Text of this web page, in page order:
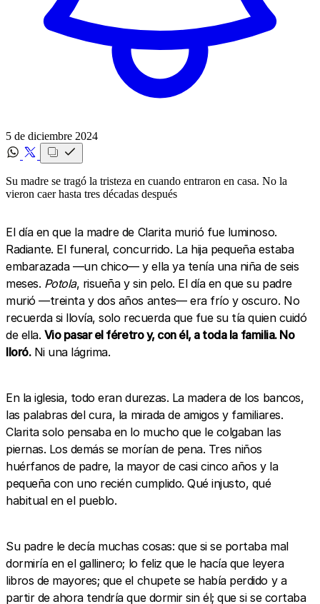
5 de diciembre 2024
Su madre se tragó la tristeza en cuando entraron en casa. No la
vieron caer hasta tres décadas después
El día en que la madre de Clarita murió fue luminoso.
Radiante. El funeral, concurrido. La hija pequeña estaba
embarazada —un chico— y ella ya tenía una niña de seis
meses. Potola, risueña y sin pelo. El día en que su padre
murió —treinta y dos años antes— era frío y oscuro. No
recuerda si llovía, solo recuerda que fue su tía quien cuidó
de ella. Vio pasar el féretro y, con él, a toda la familia. No
lloró.Ni una lágrima.
En la iglesia, todo eran durezas. La madera de los bancos,
las palabras del cura, la mirada de amigos y familiares.
Clarita solo pensaba en lo mucho que le colgaban las
piernas. Los demás se morían de pena. Tres niños
huérfanos de padre, la mayor de casi cinco años y la
pequeña con uno recién cumplido. Qué injusto, qué
habitual en el pueblo.
Su padre le decía muchas cosas: que si se portaba mal
dormiría en el gallinero; lo feliz que le hacía que leyera
libros de mayores; que el chupete se había perdido y a
partir de ahora tendría que dormir sin él; que si se cortaba